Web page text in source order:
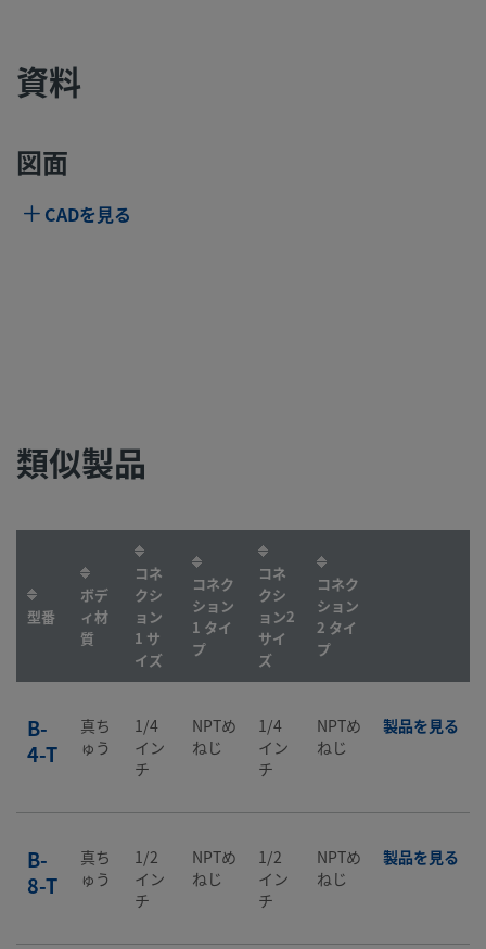
資料
図面
CADを見る
類似製品
型番
ボデ
ィ材
質
コネ
クシ
ョン
1 サ
イズ
コネク
ション
1 タイ
プ
コネ
クシ
ョン2
サイ
ズ
コネク
ション
2 タイ
プ
B-
4-T
真ち
ゅう
1/4
イン
チ
NPTめ
ねじ
1/4
イン
チ
NPTめ
ねじ
製品を見る
B-
8-T
真ち
ゅう
1/2
イン
チ
NPTめ
ねじ
1/2
イン
チ
NPTめ
ねじ
製品を見る